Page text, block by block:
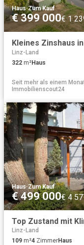
Haus·Zum Kauf
€ 399 000€ 1
Linz-Land
322 m²Haus
Seit mehr als einem
Immobilienscout24
Haus·Zum Kauf
€ 499 000€ 4
Top Zustand mit
Linz-Land
109 m²4 ZimmerHaus